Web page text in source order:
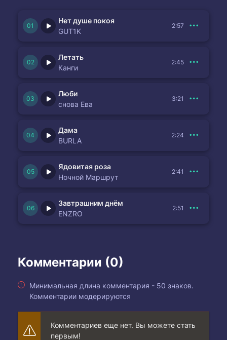
Нет душе покоя
GUT1K
2:57
Летать
Канги
2:45
Люби
снова Ева
3:21
Дама
BURLA
2:24
Ядовитая роза
Ночной Маршрут
2:41
Завтрашним днём
ENZRO
2:51
Комментарии (0)
Минимальная длина комментария - 50 знаков.
Комментарии модерируются
Комментариев еще нет. Вы можете стать
первым!